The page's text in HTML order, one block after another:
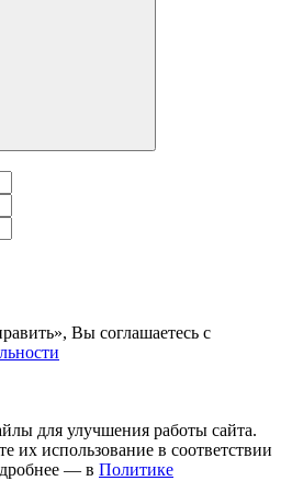
Вы соглашаетесь с
для улучшения работы сайта.
их использование в соответствии
— в Политике